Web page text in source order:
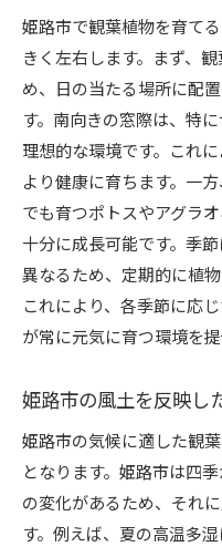
姫路市で観葉植物を育て
きく左右します。まず、
め、日の当たる場所に配
す。南向きの窓際は、特
理想的な環境です。これ
より健康に育ちます。一
でも育つポトスやアグラ
十分に成長可能です。季
異なるため、定期的に植
これにより、各季節に応
が常に元気に育つ環境を提
姫路市の風土を反映し
姫路市の気候に適した観
となります。姫路市は四
の変化があるため、それ
す。例えば、夏の高温多